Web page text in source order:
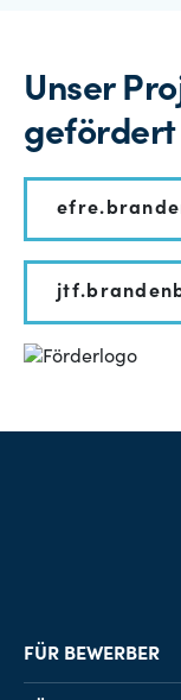
Unser
gefördert
FÜR BEWERBER
Job-Finder